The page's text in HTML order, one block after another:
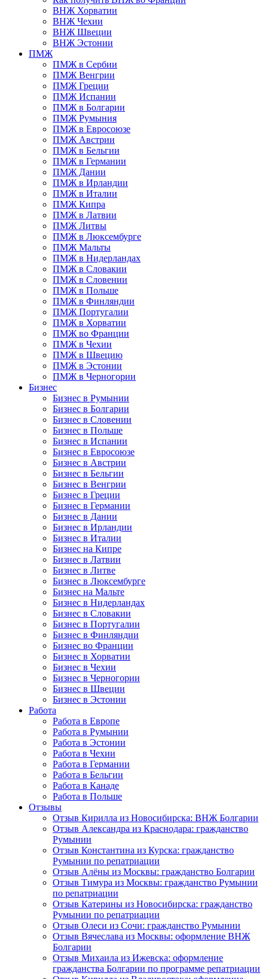
ВНЖ Хорватии
ВНЖ Чехии
ВНЖ Швеции
ВНЖ Эстонии
ПМЖ
ПМЖ в Сербии
ПМЖ Венгрии
ПМЖ Греции
ПМЖ Испании
ПМЖ в Болгарии
ПМЖ Румыния
ПМЖ в Евросоюзе
ПМЖ Австрии
ПМЖ в Бельгии
ПМЖ в Германии
ПМЖ Дании
ПМЖ в Ирландии
ПМЖ в Италии
ПМЖ Кипра
ПМЖ в Латвии
ПМЖ Литвы
ПМЖ в Люксембурге
ПМЖ Мальты
ПМЖ в Нидерландах
ПМЖ в Словакии
ПМЖ в Словении
ПМЖ в Польше
ПМЖ в Финляндии
ПМЖ Португалии
ПМЖ в Хорватии
ПМЖ во Франции
ПМЖ в Чехии
ПМЖ в Швецию
ПМЖ в Эстонии
ПМЖ в Черногории
Бизнес
Бизнес в Румынии
Бизнес в Болгарии
Бизнес в Словении
Бизнес в Польше
Бизнес в Испании
Бизнес в Евросоюзе
Бизнес в Австрии
Бизнес в Бельгии
Бизнес в Венгрии
Бизнес в Греции
Бизнес в Германии
Бизнес в Дании
Бизнес в Ирландии
Бизнес в Италии
Бизнес на Кипре
Бизнес в Латвии
Бизнес в Литве
Бизнес в Люксембурге
Бизнес на Мальте
Бизнес в Нидерландах
Бизнес в Словакии
Бизнес в Португалии
Бизнес в Финляндии
Бизнес во Франции
Бизнес в Хорватии
Бизнес в Чехии
Бизнес в Черногории
Бизнес в Швеции
Бизнес в Эстонии
Работа
Работа в Европе
Работа в Румынии
Работа в Эстонии
Работа в Чехии
Работа в Германии
Работа в Бельгии
Работа в Канаде
Работа в Польше
Отзывы
Отзыв Кирилла из Новосибирска: ВНЖ Болгарии
Отзыв Александра из Краснодара: гражданство
Румынии
Отзыв Константина из Курска: гражданство
Румынии по репатриации
Отзыв Алёны из Москвы: гражданство Болгарии
Отзыв Тимура из Москвы: гражданство Румынии
по репатриации
Отзыв Катерины из Новосибирска: гражданство
Румынии по репатриации
Отзыв Олеси из Сочи: гражданство Румынии
Отзыв Вячеслава из Москвы: оформление ВНЖ
Болгарии
Отзыв Михаила из Ижевска: оформление
гражданства Болгарии по программе репатриации